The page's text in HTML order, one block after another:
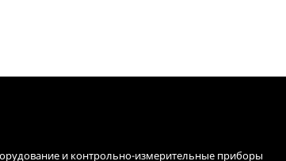
и контрольно-измерительные приборы